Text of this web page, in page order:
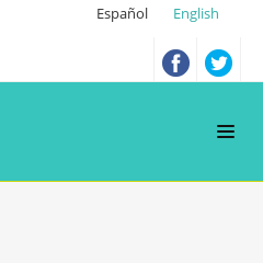
Español English